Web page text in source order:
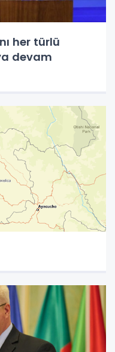
her türlü
devam